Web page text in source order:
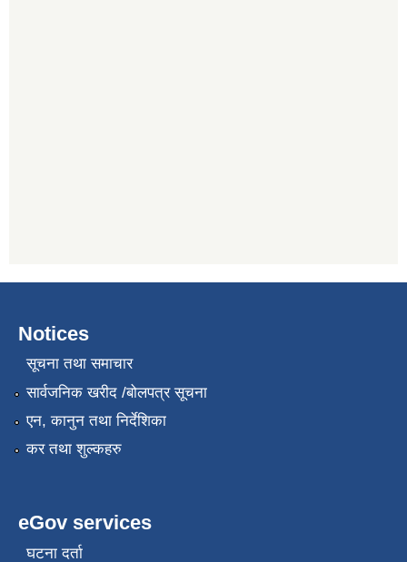
Notices
सूचना तथा समाचार
सार्वजनिक खरीद /बोलपत्र सूचना
एन, कानुन तथा निर्देशिका
कर तथा शुल्कहरु
eGov services
घटना दर्ता